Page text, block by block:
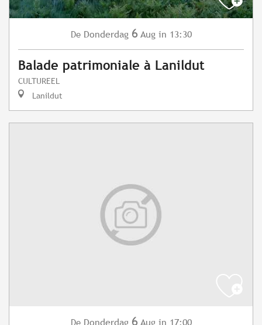
De Donderdag 6 Aug in 13:30
Balade patrimoniale à Lanildut
CULTUREEL
Lanildut
De Donderdag 6 Aug in 17:00